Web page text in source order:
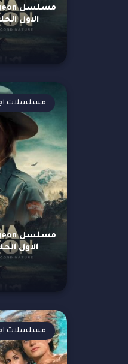
الاول الحلقة 2
الاول الحلقة 1
مسلسلات
مسلسلات